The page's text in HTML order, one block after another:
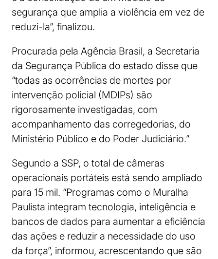
segurança que amplia a violência em vez de
reduzi-la”, finalizou.
Procurada pela Agência Brasil, a Secretaria
da Segurança Pública do estado disse que
“todas as ocorrências de mortes por
intervenção policial (MDIPs) são
rigorosamente investigadas, com
acompanhamento das corregedorias, do
Ministério Público e do Poder Judiciário.”
Segundo a SSP, o total de câmeras
operacionais portáteis está sendo ampliado
para 15 mil. “Programas como o Muralha
Paulista integram tecnologia, inteligência e
bancos de dados para aumentar a eficiência
das ações e reduzir a necessidade do uso
da força”, informou, acrescentando que são